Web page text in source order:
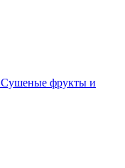
Сушеные фрукты и